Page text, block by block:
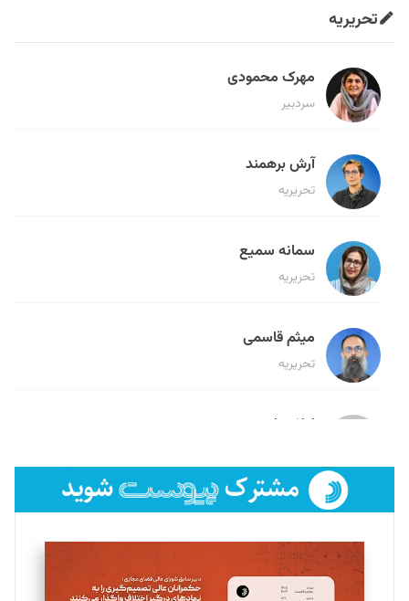
تحریریه
مهرک محمودی
سردبیر
آرش برهمند
تحریریه
سمانه سمیع
تحریریه
میثم قاسمی
تحریریه
لیلا حنارود
فائزه فتحی رستمی
تحریریه